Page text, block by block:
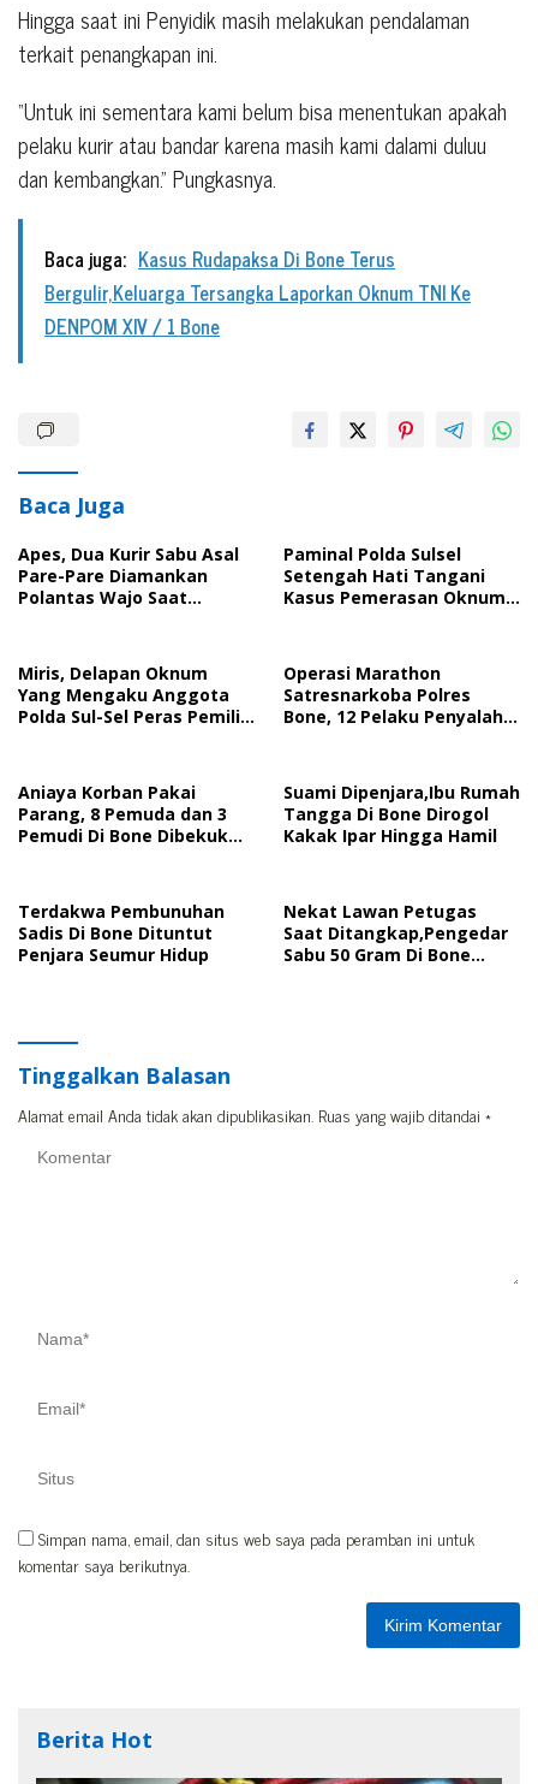
Hingga saat ini Penyidik masih melakukan pendalaman
terkait penangkapan ini.
“Untuk ini sementara kami belum bisa menentukan apakah
pelaku kurir atau bandar karena masih kami dalami duluu
dan kembangkan.” Pungkasnya.
Baca juga: Kasus Rudapaksa Di Bone Terus
Bergulir,Keluarga Tersangka Laporkan Oknum TNI Ke
DENPOM XIV / 1 Bone
Baca Juga
Apes, Dua Kurir Sabu Asal
Pare-Pare Diamankan
Polantas Wajo Saat
Gram
Paminal Polda Sulsel
Setengah Hati Tangani
Kasus Pemerasan Oknum
Miris, Delapan Oknum
Yang Mengaku Anggota
Polda Sul-Sel Peras Pemilik
Operasi Marathon
Satresnarkoba Polres
Bone, 12 Pelaku Penyalah
Aniaya Korban Pakai
Parang, 8 Pemuda dan 3
Pemudi Di Bone Dibekuk
Suami Dipenjara,Ibu Rumah
Tangga Di Bone Dirogol
Kakak Ipar Hingga Hamil
Terdakwa Pembunuhan
Sadis Di Bone Dituntut
Penjara Seumur Hidup
Nekat Lawan Petugas
Saat Ditangkap,Pengedar
Sabu 50 Gram Di Bone
Tinggalkan Balasan
Alamat email Anda tidak akan dipublikasikan. Ruas yang wajib ditandai *
Simpan nama, email, dan situs web saya pada peramban ini untuk
komentar saya berikutnya.
Berita Hot